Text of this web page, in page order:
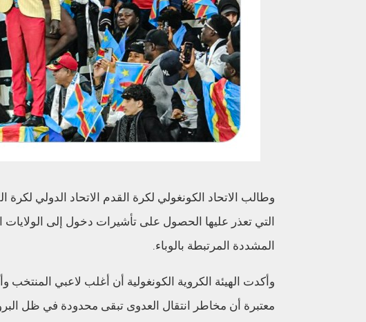
وطالب الاتحاد الكونغولي لكرة القدم الاتحاد الدولي لكرة
التي تعذر عليها الحصول على تأشيرات دخول إلى الولايات
المشددة المرتبطة بالوباء.
وأكدت الهيئة الكروية الكونغولية أن أغلب لاعبي
معتبرة أن مخاطر انتقال العدوى تبقى محدودة في ظل